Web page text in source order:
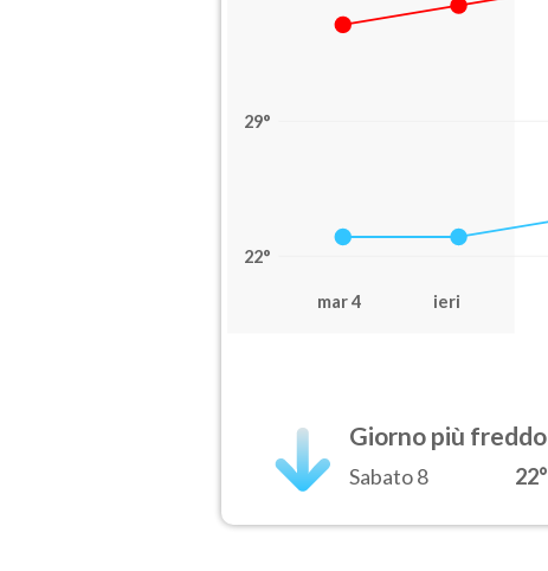
29°
22°
mar 4 ieri
Giorno più freddo
Sabato 8 22°